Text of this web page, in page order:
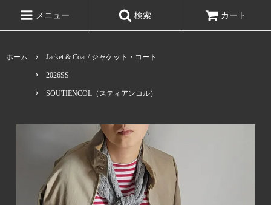
メニュー 検索 カート
ホーム Jacket & Coat / ジャケット・コート
2026SS
SOUTIENCOL（スティアンコル）